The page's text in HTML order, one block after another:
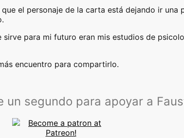
el personaje de la carta está dejando ir
para mi futuro eran mis estudios de
encuentro para compartirlo.
un segundo para apoyar a